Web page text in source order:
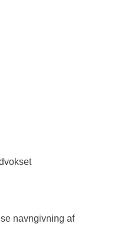
navngivning af